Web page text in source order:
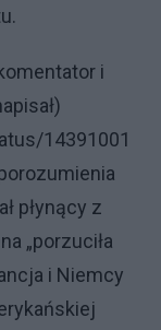
i
14391001
płynący z
„porzuciła
i Niemcy